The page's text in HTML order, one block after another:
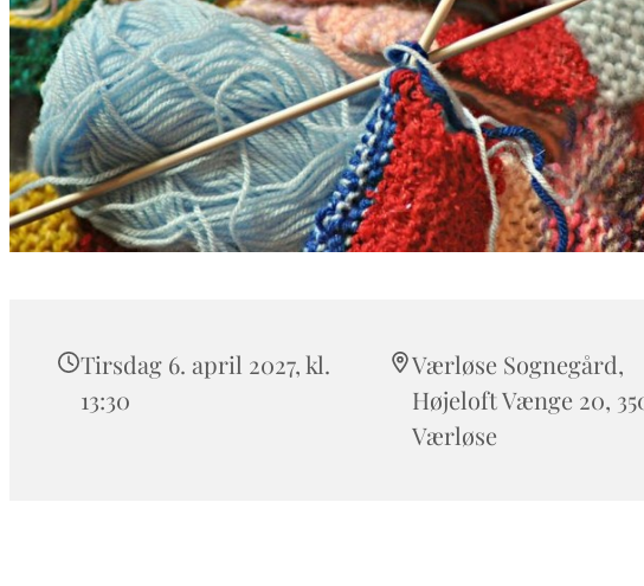
Tirsdag 6. april 2027, kl.
13:30
Værløse Sognegård,
Højeloft Vænge 20,
Værløse